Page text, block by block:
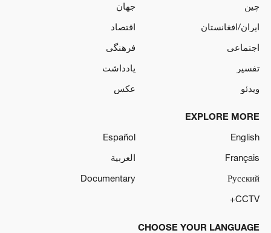
چین
جهان
ایران/افغانستان
اقتصاد
اجتماعی
فرهنگی
تفسیر
یادداشت
ویدئو
عکس
EXPLORE MORE
English
Español
Français
العربية
Русский
Documentary
CCTV+
CHOOSE YOUR LANGUAGE